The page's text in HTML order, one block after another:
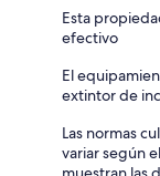
Esta
efectivo
El
extintor de
Las normas
variar según